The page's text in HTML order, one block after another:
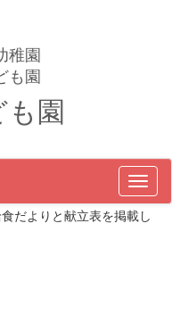
稚園
も園
園
メ
ニ
ュ
だよりと献立表を掲載し